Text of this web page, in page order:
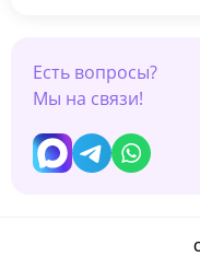
Есть вопросы?
Мы на связи!